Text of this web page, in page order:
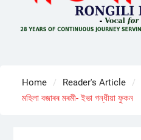
Home
Reader's Article
মহিলা বজাৰৰ মৰমী- ইভা গন্ধীয়া ফুকন